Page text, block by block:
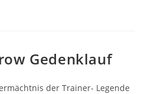
Gedenklauf
der Trainer- Legende